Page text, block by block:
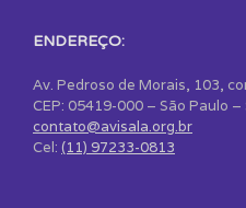
ENDEREÇO:
Av. Pedroso de Morais, 103,
CEP: 05419-000 – São Paulo –
contato@avisala.org.br
Cel: (11) 97233-0813